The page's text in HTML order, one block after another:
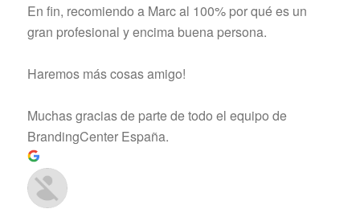
En fin, recomiendo a Marc al 100% por qué es un
gran profesional y encima buena persona.
Haremos más cosas amigo!
Muchas gracias de parte de todo el equipo de
BrandingCenter España.